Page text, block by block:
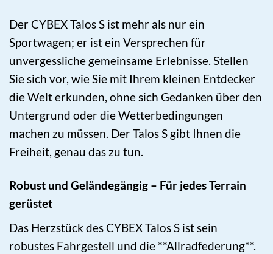
Der CYBEX Talos S ist mehr als nur ein
Sportwagen; er ist ein Versprechen für
unvergessliche gemeinsame Erlebnisse. Stellen
Sie sich vor, wie Sie mit Ihrem kleinen Entdecker
die Welt erkunden, ohne sich Gedanken über den
Untergrund oder die Wetterbedingungen
machen zu müssen. Der Talos S gibt Ihnen die
Freiheit, genau das zu tun.
Robust und Geländegängig – Für jedes Terrain
gerüstet
Das Herzstück des CYBEX Talos S ist sein
robustes Fahrgestell und die **Allradfederung**.